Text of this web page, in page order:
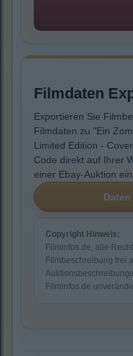
Filmdaten
Exportieren Sie
Filmdaten zu "Ein
Limited Edition -
Code direkt auf Ihrer
einer Ebay-Auktion
Copyright Hinweis:
Filminfos.de, alle
Filmbeschreibung frei
Filminfos.de